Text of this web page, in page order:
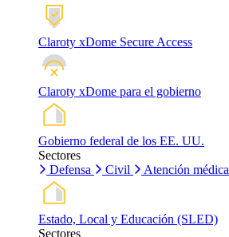
Claroty xDome Secure Access
Claroty xDome para el gobierno
Gobierno federal de los EE. UU.
Sectores
Defensa
Civil Atención médica
Estado, Local y Educación (SLED)
Sectores